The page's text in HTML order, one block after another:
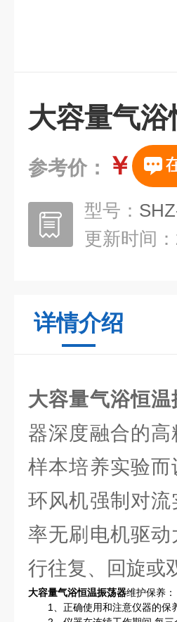
大容量气
参考价： ￥
型号：
更新时间：
详情介绍
大容量气浴恒温
器深度融合的
样本培养实验
环风机强制对
率无刷电机驱
行往复、回旋或
大容量气浴恒温振荡器维护保养：
1、正确使用和注意仪器的保